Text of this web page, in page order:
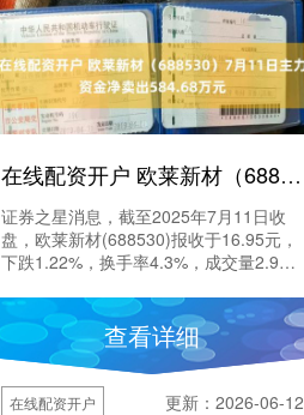
在线配资开户 欧莱新材（688530）7月11日主力资金净卖出584.68万元
证券之星消息，截至2025年7月11日收
盘，欧莱新材(688530)报收于16.95元，
下跌1.22%，换手率4.3%，成交量2.92
查看详细
在线配资开户 更新：2026-06-12